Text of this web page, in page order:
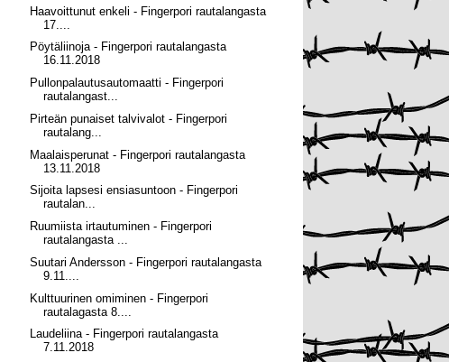
Haavoittunut enkeli - Fingerpori rautalangasta
17....
Pöytäliinoja - Fingerpori rautalangasta
16.11.2018
Pullonpalautusautomaatti - Fingerpori
rautalangast...
Pirteän punaiset talvivalot - Fingerpori
rautalang...
Maalaisperunat - Fingerpori rautalangasta
13.11.2018
Sijoita lapsesi ensiasuntoon - Fingerpori
rautalan...
Ruumiista irtautuminen - Fingerpori
rautalangasta ...
Suutari Andersson - Fingerpori rautalangasta
9.11....
Kulttuurinen omiminen - Fingerpori
rautalagasta 8....
Laudeliina - Fingerpori rautalangasta
7.11.2018